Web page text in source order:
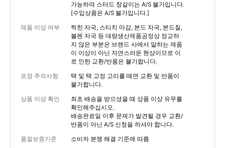
가능하며 스터드 창갈이는 A/S 불가입니다.
[수입상품은 A/S 불가입니다.]
제품 이상 여부
찍힌 자국, 스티치 마감, 본드 자국, 본드칠,
볼펜 자국 등 대량생산제품공정상 정교하
지 않은 부분은 브랜드 사에서 말하는 제품
이 이상이 아닌 자연스러운 현상이므로 이
로 인한 교환/반품은 불가합니다.
포장 주의사항
택 및 택 고정 고리를 떼면 교환 및 반품이
불가합니다.
상품 이상 확인
최초 배송을 받으셨을 때 상품 이상 유무를
확인해주십시오.
배송완료일 이후 문제가 발견될 경우 교환/
반품이 아닌 A/S 신청을 하셔야 합니다.
품질보증기준 소비자 분쟁 해결 기준에 따름